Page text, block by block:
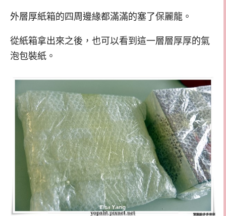
外層厚紙箱的四周邊緣都滿滿的塞了保麗龍。
從紙箱拿出來之後，也可以看到這一層層厚厚的氣
泡包裝紙。